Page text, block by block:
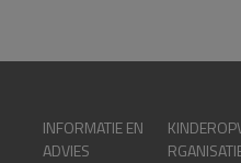
INFORMATIE EN
ADVIES